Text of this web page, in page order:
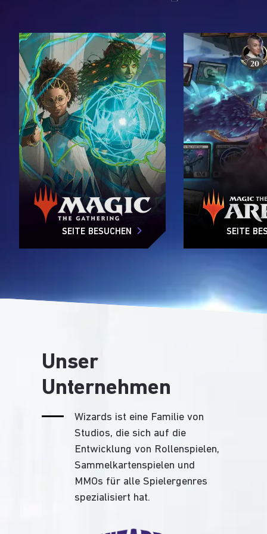
SEITE BESUCHEN SEITE
Unser
Unternehmen
Wizards ist eine Familie von
Studios, die sich auf die
Entwicklung von Rollenspielen,
Sammelkartenspielen und
MMOs für alle Spielergenres
spezialisiert hat.